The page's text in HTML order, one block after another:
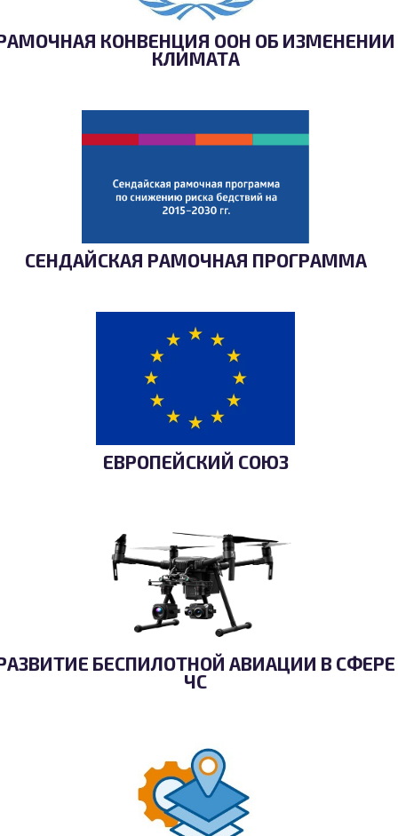
КОНВЕНЦИЯ ООН ОБ ИЗМЕНЕНИИ
КЛИМАТА
СЕНДАЙСКАЯ РАМОЧНАЯ ПРОГРАММА
ЕВРОПЕЙСКИЙ СОЮЗ
БЕСПИЛОТНОЙ АВИАЦИИ В СФЕРЕ
ЧС